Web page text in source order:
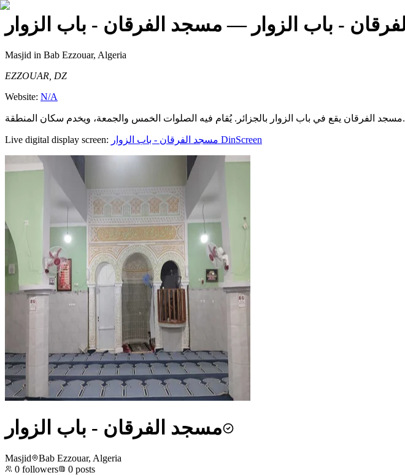
- باب الزوار — مسجد الفرقان - باب الزوار
Masjid in Bab Ezzouar, Algeria
EZZOUAR, DZ
Website: N/A
مسجد الفرقان يقع في باب الزوار بالجزائر. يُقام فيه الصلوات الخمس والجمعة، ويخدم سكان المنطقة.
Live digital display screen: مسجد الفرقان - باب الزوار DinScreen
مسجد الفرقان - باب الزوار
Masjid
Bab Ezzouar, Algeria
0 followers 0 posts